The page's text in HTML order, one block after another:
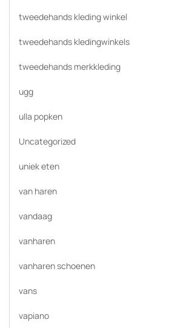
tweedehands kleding winkel
tweedehands kledingwinkels
tweedehands merkkleding
ugg
ulla popken
Uncategorized
uniek eten
van haren
vandaag
vanharen
vanharen schoenen
vans
vapiano